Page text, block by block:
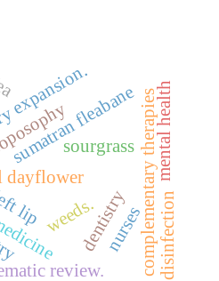
dayflower
sourgrass
sumatran fleabane
weeds. complementary therapies
dentistry
review.
lip disinfection
mental health
nurses